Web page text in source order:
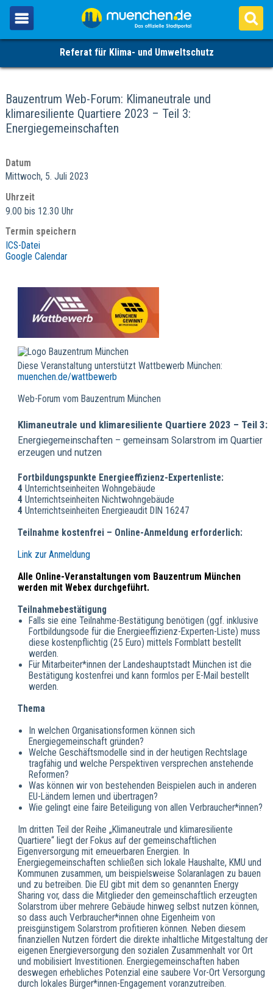
Referat für Klima- und Umweltschutz
Bauzentrum Web-Forum: Klimaneutrale und
klimaresiliente Quartiere 2023 – Teil 3:
Energiegemeinschaften
Datum
Mittwoch, 5. Juli 2023
Uhrzeit
9.00 bis 12.30 Uhr
Termin speichern
ICS-Datei
Google Calendar
Diese Veranstaltung unterstützt Wattbewerb München:
muenchen.de/wattbewerb
Web-Forum vom Bauzentrum München
Klimaneutrale und klimaresiliente Quartiere 2023 – Teil 3:
Energiegemeinschaften – gemeinsam Solarstrom im Quartier
erzeugen und nutzen
Fortbildungspunkte Energieeffizienz-Expertenliste:
4 Unterrichtseinheiten Wohngebäude
4 Unterrichtseinheiten Nichtwohngebäude
4 Unterrichtseinheiten Energieaudit DIN 16247
Teilnahme kostenfrei – Online-Anmeldung erforderlich:
Link zur Anmeldung
Alle Online-Veranstaltungen vom Bauzentrum München
werden mit Webex durchgeführt.
Teilnahmebestätigung
Falls sie eine Teilnahme-Bestätigung benötigen (ggf. inklusive
Fortbildungsode für die Energieeffizienz-Experten-Liste) muss
diese kostenpflichtig (25 Euro) mittels Formblatt bestellt
werden.
Für Mitarbeiter*innen der Landeshauptstadt München ist die
Bestätigung kostenfrei und kann formlos per E-Mail bestellt
werden.
Thema
In welchen Organisationsformen können sich
Energiegemeinschaft gründen?
Welche Geschäftsmodelle sind in der heutigen Rechtslage
tragfähig und welche Perspektiven versprechen anstehende
Reformen?
Was können wir von bestehenden Beispielen auch in anderen
EU-Ländern lernen und übertragen?
Wie gelingt eine faire Beteiligung von allen Verbraucher*innen?
Im dritten Teil der Reihe „Klimaneutrale und klimaresiliente
Quartiere“ liegt der Fokus auf der gemeinschaftlichen
Eigenversorgung mit erneuerbaren Energien. In
Energiegemeinschaften schließen sich lokale Haushalte, KMU und
Kommunen zusammen, um beispielsweise Solaranlagen zu bauen
und zu betreiben. Die EU gibt mit dem so genannten Energy
Sharing vor, dass die Mitglieder den gemeinschaftlich erzeugten
Solarstrom über mehrere Gebäude hinweg selbst nutzen können,
so dass auch Verbraucher*innen ohne Eigenheim von
preisgünstigem Solarstrom profitieren können. Neben diesem
finanziellen Nutzen fördert die direkte inhaltliche Mitgestaltung der
eigenen Energieversorgung den sozialen Zusammenhalt vor Ort
und mobilisiert Investitionen. Energiegemeinschaften haben
deswegen erhebliches Potenzial eine saubere Vor-Ort Versorgung
durch lokales Bürger*innen-Engagement voranzutreiben.